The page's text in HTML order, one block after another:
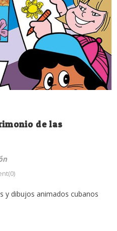
de las
y dibujos animados cubanos